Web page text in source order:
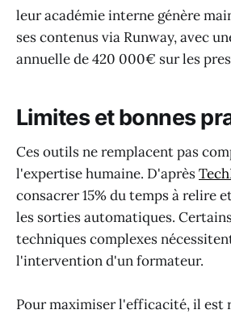
leur académie interne génère
ses contenus via Runway, avec
annuelle de 420 000€ sur les
Limites et bonnes
Ces outils ne remplacent pas
l'expertise humaine. D'après
consacrer 15% du temps à relire
les sorties automatiques.
techniques complexes
l'intervention d'un formateur.
Pour maximiser l'efficacité, il est